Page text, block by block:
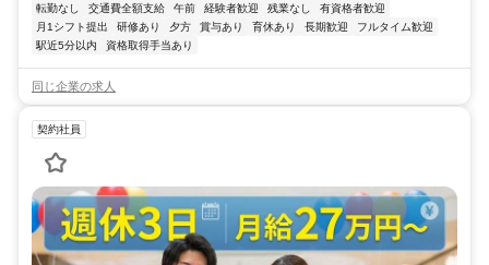
転勤なし
交通費全額支給 午前 経験者歓迎 残業なし
有資格者歓迎
月1シフト提出
研修あり 夕方 賞与あり 育休あり 長期歓迎
フルタイム歓迎
駅近5分以内
資格取得手当あり
同じ企業の求人
契約社員